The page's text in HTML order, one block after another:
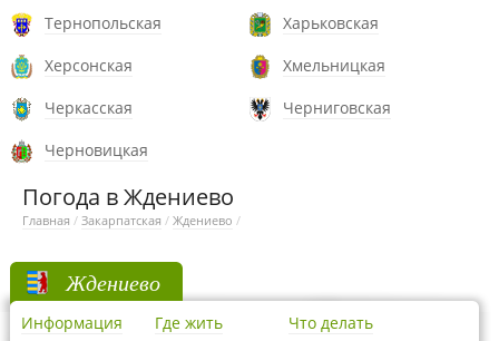
Тернопольская
Харьковская
Херсонская
Хмельницкая
Черкасская
Черниговская
Черновицкая
Погода в Ждениево
Главная / Закарпатская / Ждениево /
Ждениево
Информация Где жить Что делать